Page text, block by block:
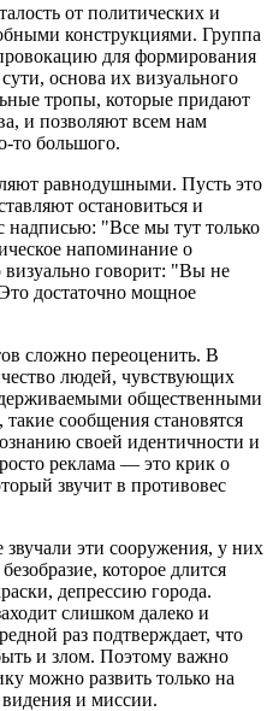
от политических и
конструкциями. Группа
для формирования
основа их визуального
тропы, которые придают
и позволяют всем нам
то большого.
равнодушными. Пусть это
остановиться и
надписью: "Все мы тут только
напоминание о
говорит: "Вы не
достаточно мощное
сложно переоценить. В
людей, чувствующих
общественными
сообщения становятся
своей идентичности и
реклама — это крик о
звучит в противовес
эти сооружения, у них
которое длится
депрессию города.
слишком далеко и
раз подтверждает, что
и злом. Поэтому важно
можно развить только на
и миссии.